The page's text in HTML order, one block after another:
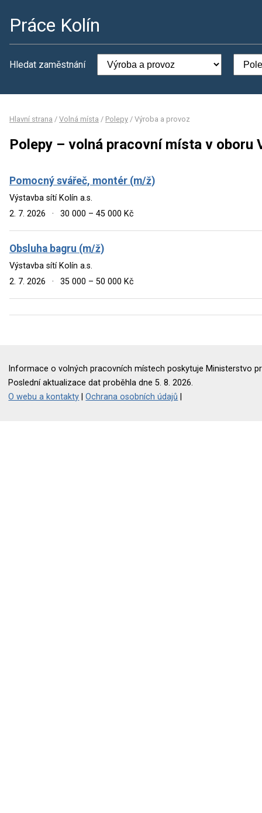
Práce Kolín
Hledat zaměstnání
Hlavní strana / Volná místa / Polepy / Výroba a provoz
Polepy – volná pracovní místa v oboru
Pomocný svářeč, montér (m/ž)
Výstavba sítí Kolín a.s.
2. 7. 2026
· 30 000 – 45 000 Kč
Obsluha bagru (m/ž)
Výstavba sítí Kolín a.s.
2. 7. 2026
· 35 000 – 50 000 Kč
Informace o volných pracovních místech poskytuje Ministerstvo
Poslední aktualizace dat proběhla dne 5. 8. 2026.
O webu a kontakty |Ochrana osobních údajů